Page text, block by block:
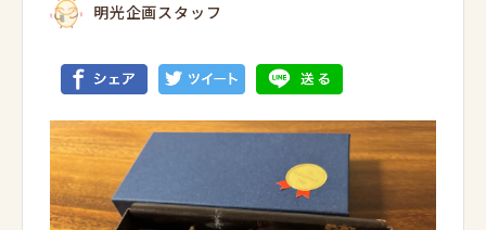
明光企画スタッフ